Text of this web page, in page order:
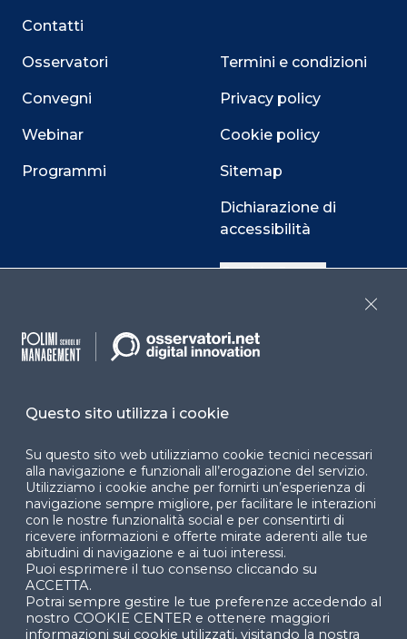
Contatti
Osservatori
Convegni
Webinar
Programmi
Termini e condizioni
Privacy policy
Cookie policy
Sitemap
Dichiarazione di
accessibilità
Cookie Center
Facebook LinkedIn
© 2024 Copyright © Politecnico di Milano Dipartimento
di Ingegneria Gestionale
Questo sito utilizza i cookie
Su questo sito web utilizziamo cookie tecnici necessari
alla navigazione e funzionali all’erogazione del servizio.
Utilizziamo i cookie anche per fornirti un’esperienza di
navigazione sempre migliore, per facilitare le interazioni
con le nostre funzionalità social e per consentirti di
ricevere informazioni e offerte mirate aderenti alle tue
abitudini di navigazione e ai tuoi interessi.
Puoi esprimere il tuo consenso cliccando su
ACCETTA.
Potrai sempre gestire le tue preferenze accedendo al
nostro COOKIE CENTER e ottenere maggiori
informazioni sui cookie utilizzati, visitando la nostra